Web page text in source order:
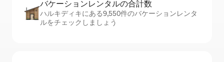
バケーションレ⁠ン⁠タ⁠ル⁠の合⁠計⁠数
ハルキディキにある9,550件のバケーションレンタ
ルをチェックしましょう